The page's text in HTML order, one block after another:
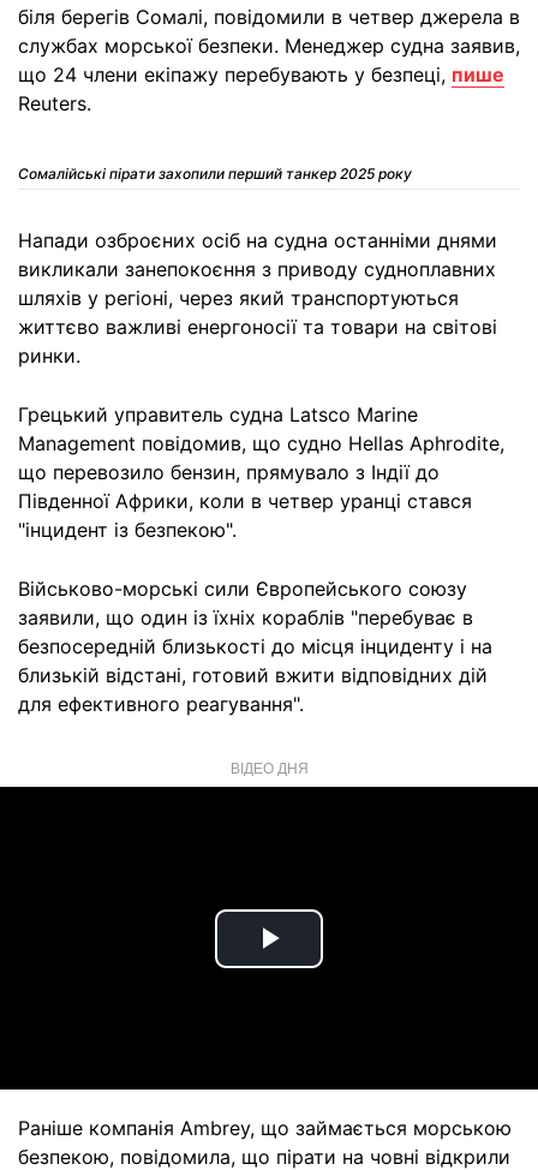
біля берегів Сомалі, повідомили в четвер джерела в
службах морської безпеки. Менеджер судна заявив,
що 24 члени екіпажу перебувають у безпеці, пише
Reuters.
Сомалійські пірати захопили перший танкер 2025 року
Напади озброєних осіб на судна останніми днями
викликали занепокоєння з приводу судноплавних
шляхів у регіоні, через який транспортуються
життєво важливі енергоносії та товари на світові
ринки.
Грецький управитель судна Latsco Marine
Management повідомив, що судно Hellas Aphrodite,
що перевозило бензин, прямувало з Індії до
Південної Африки, коли в четвер уранці стався
"інцидент із безпекою".
Військово-морські сили Європейського союзу
заявили, що один із їхніх кораблів "перебуває в
безпосередній близькості до місця інциденту і на
близькій відстані, готовий вжити відповідних дій
для ефективного реагування".
ВІДЕО ДНЯ
Play
Раніше компанія Ambrey, що займається морською
безпекою, повідомила, що пірати на човні відкрили